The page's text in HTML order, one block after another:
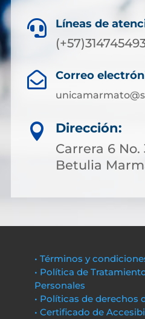
 Líneas de
 Correo

Dirección:
Carrera 6 No.
Betulia
• Términos y
• Política de
Personales
• Políticas de derechos
• Certificado de